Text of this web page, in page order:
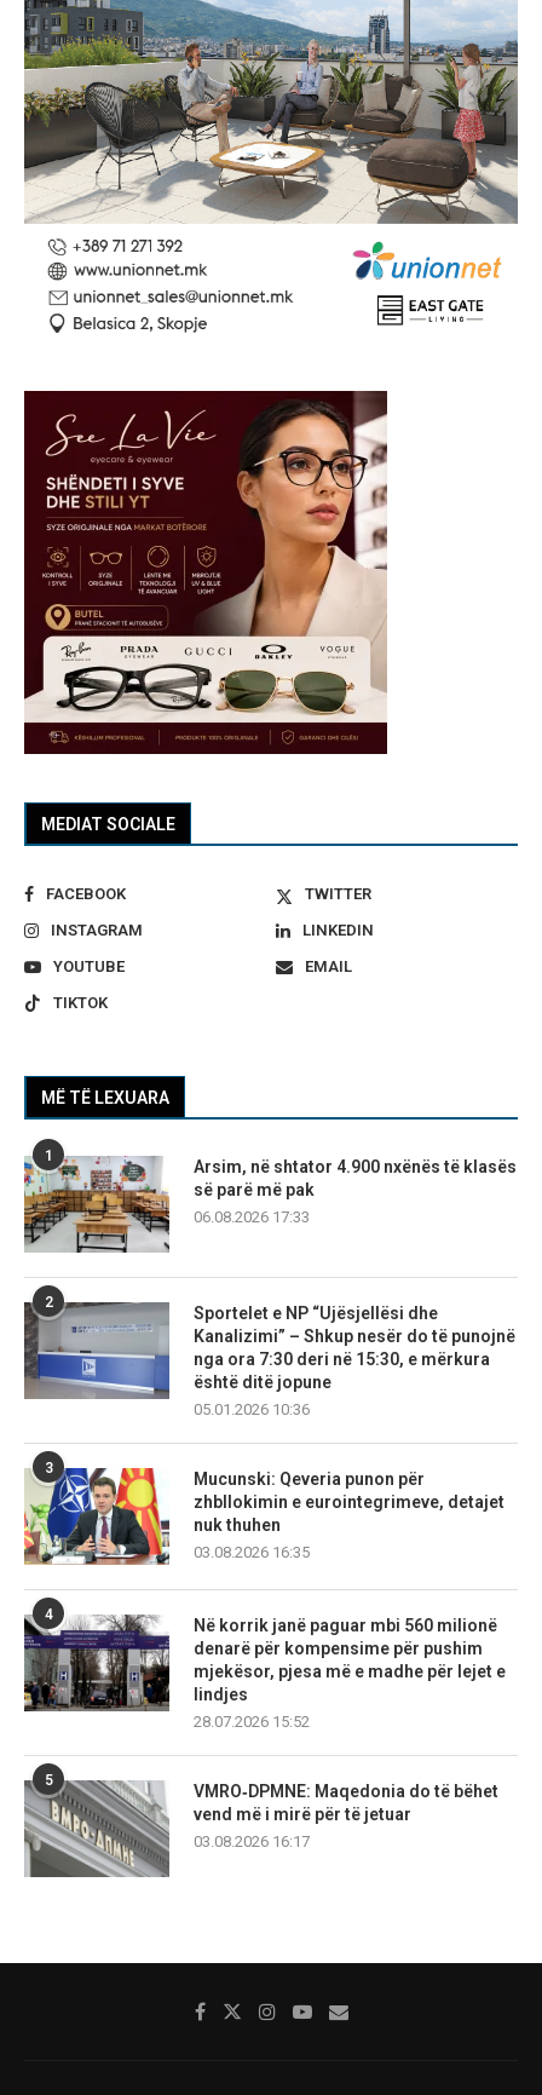
MEDIAT SOCIALE
FACEBOOK
TWITTER
INSTAGRAM
LINKEDIN
YOUTUBE
EMAIL
TIKTOK
MË TË LEXUARA
1
Arsim, në shtator 4.900 nxënës të klasës
së parë më pak
06.08.2026 17:33
2
Sportelet e NP “Ujësjellësi dhe
Kanalizimi” – Shkup nesër do të punojnë
nga ora 7:30 deri në 15:30, e mërkura
është ditë jopune
05.01.2026 10:36
3
Mucunski: Qeveria punon për
zhbllokimin e eurointegrimeve, detajet
nuk thuhen
03.08.2026 16:35
4
Në korrik janë paguar mbi 560 milionë
denarë për kompensime për pushim
mjekësor, pjesa më e madhe për lejet e
lindjes
28.07.2026 15:52
5
VMRO‑DPMNE: Maqedonia do të bëhet
vend më i mirë për të jetuar
03.08.2026 16:17